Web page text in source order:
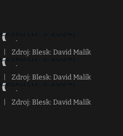
Zdroj: Blesk: David Malík
Zdroj: Blesk: David Malík
Zdroj: Blesk: David Malík